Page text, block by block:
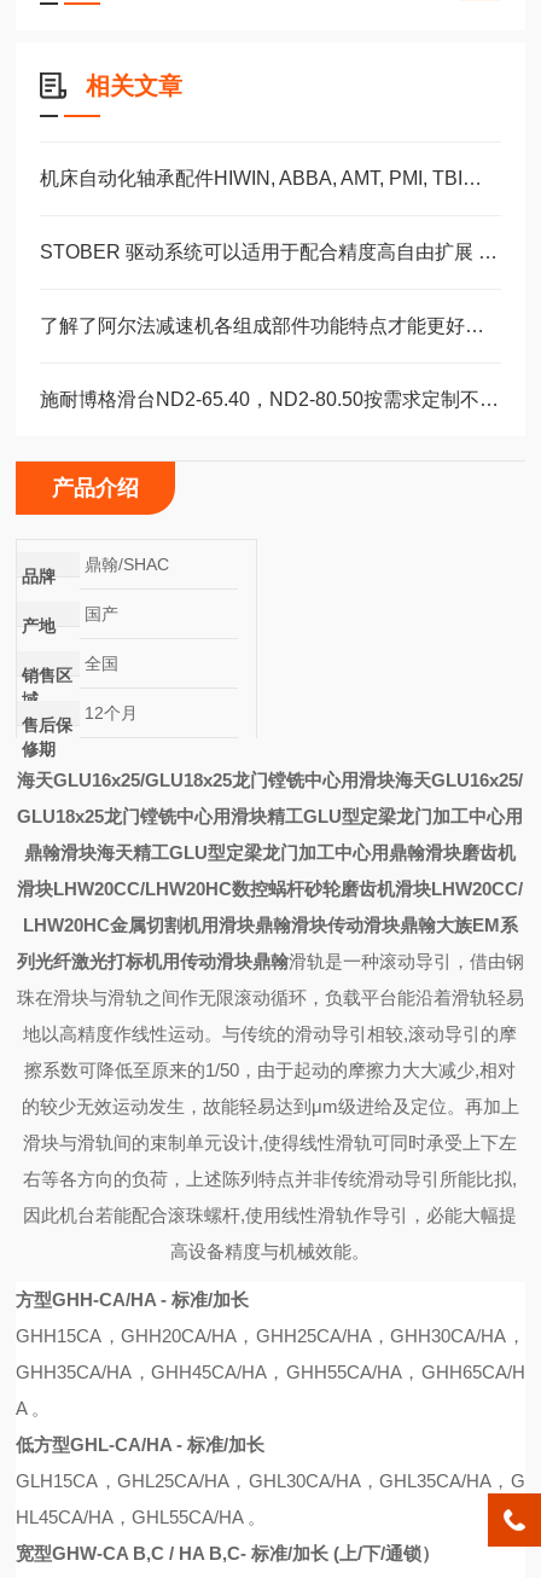
相关文章
机床自动化轴承配件HIWIN, ABBA, AMT, PMI, TBI滑块导轨丝杠
STOBER 驱动系统可以适用于配合精度高自由扩展 – 方案。 ‍
了解了阿尔法减速机各组成部件功能特点才能更好的使用它
施耐博格滑台ND2-65.40，ND2-80.50按需求定制不同模具
产品介绍
品牌
鼎翰/SHAC
产地
国产
销售区
域
全国
售后保
修期
12个月
海天GLU16x25/GLU18x25龙门镗铣中心用滑块海天GLU16x25/
GLU18x25龙门镗铣中心用滑块精工GLU型定梁龙门加工中心用
鼎翰滑块海天精工GLU型定梁龙门加工中心用鼎翰滑块磨齿机
滑块LHW20CC/LHW20HC数控蜗杆砂轮磨齿机滑块LHW20CC/
LHW20HC金属切割机用滑块鼎翰滑块传动滑块鼎翰大族EM系
列光纤激光打标机用传动滑块鼎翰滑轨是一种滚动导引，借由钢
珠在滑块与滑轨之间作无限滚动循环，负载平台能沿着滑轨轻易
地以高精度作线性运动。与传统的滑动导引相较,滚动导引的摩
擦系数可降低至原来的1/50，由于起动的摩擦力大大减少,相对
的较少无效运动发生，故能轻易达到μm级进给及定位。再加上
滑块与滑轨间的束制单元设计,使得线性滑轨可同时承受上下左
右等各方向的负荷，上述陈列特点并非传统滑动导引所能比拟,
因此机台若能配合滚珠螺杆,使用线性滑轨作导引，必能大幅提
高设备精度与机械效能。
方型GHH-CA/HA - 标准/加长
GHH15CA ，GHH20CA/HA ， GHH25CA/HA，GHH30CA/HA ，
GHH35CA/HA ，GHH45CA/HA ， GHH55CA/HA， GHH65CA/H
A。
低方型GHL-CA/HA - 标准/加长
GL H15CA ， GHL 25CA/HA， GHL 30CA/HA，GHL35CA/HA ， G
HL45CA/HA ，GHL 55CA/HA。
宽型GHW-CA B,C / HA B,C- 标准/加长 (上/下/通锁）